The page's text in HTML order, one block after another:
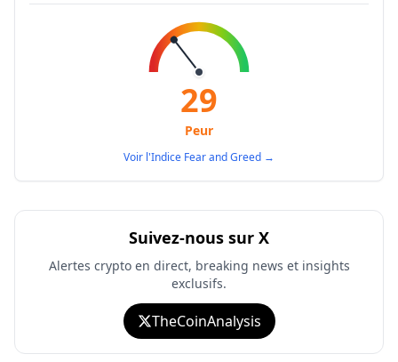
29
Peur
Voir l'Indice Fear and Greed →
Suivez-nous sur X
Alertes crypto en direct, breaking news et insights
exclusifs.
TheCoinAnalysis